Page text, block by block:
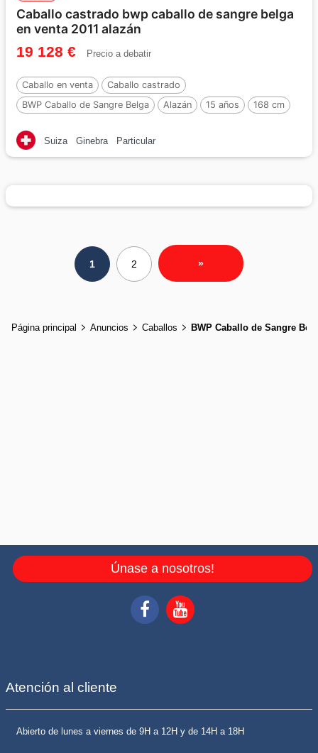
Caballo castrado bwp caballo de sangre belga
en venta 2011 alazán
19 128 € Precio a debatir
Caballo en venta
Caballo castrado
BWP Caballo de Sangre Belga
Alazán 15 años 168 cm
Suiza Ginebra Particular
1 2 »
Página principal Anuncios Caballos BWP Caballo de Sangre
Únase a nosotros!
Atención al cliente
Abierto de lunes a viernes de 9H a 12H y de 14H a 18H